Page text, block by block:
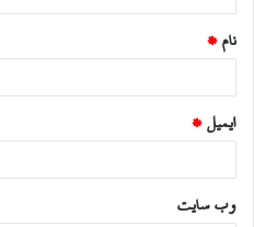
*
نام *
ایمیل *
وب‌ سایت